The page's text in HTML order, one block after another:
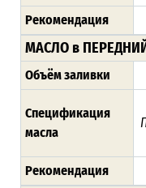
Рекомендация
МАСЛО в
Объём заливки
Спецификация
масла
Рекомендация